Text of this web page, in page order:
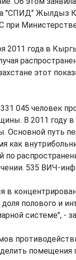
"СПИД" Жылдыз
2011 года в
этот
045 человек
В 2011 году в
путь
как
по
535 ВИЧ-
в
полового и
системе", -
помещения